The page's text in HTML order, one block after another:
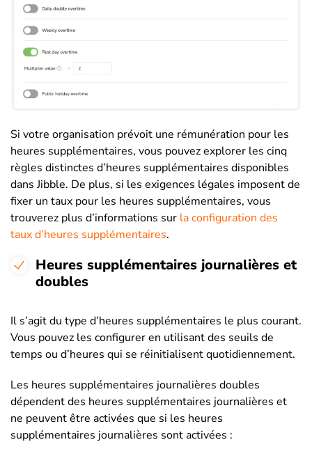
Si votre organisation prévoit une rémunération pour les
heures supplémentaires, vous pouvez explorer les cinq
règles distinctes d’heures supplémentaires disponibles
dans Jibble. De plus, si les exigences légales imposent de
fixer un taux pour les heures supplémentaires, vous
trouverez plus d’informations sur la configuration des
taux d’heures supplémentaires.
Heures supplémentaires journalières et
doubles
Il s’agit du type d’heures supplémentaires le plus courant.
Vous pouvez les configurer en utilisant des seuils de
temps ou d’heures qui se réinitialisent quotidiennement.
Les heures supplémentaires journalières doubles
dépendent des heures supplémentaires journalières et
ne peuvent être activées que si les heures
supplémentaires journalières sont activées :